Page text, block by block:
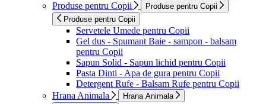
Produse pentru Copii
Produse pentru Copii
Produse pentru Copii
Servetele Umede pentru Copii
Gel dus - Spumant Baie - sampon - balsam
pentru Copii
Sapun Solid - Sapun lichid pentru Copii
Pasta Dinti - Apa de gura pentru Copii
Detergent Rufe - Balsam Rufe pentru Copii
Hrana Animala
Hrana Animala